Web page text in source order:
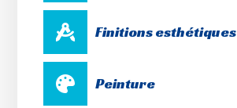
Finitions esthétiques
Peinture